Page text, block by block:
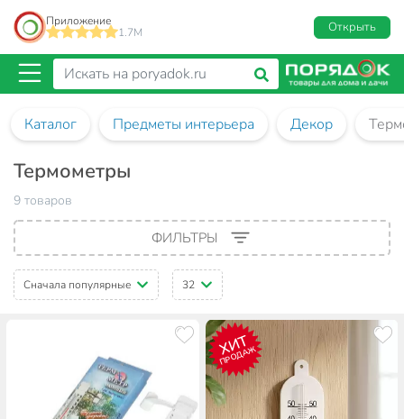
Приложение
1.7M
Открыть
Каталог Предметы интерьера Декор
Термометры
9 товаров
ФИЛЬТРЫ
Сначала популярные 32
ХИТ
ПРОДАЖ